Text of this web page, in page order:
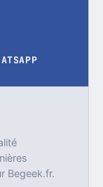
Begeek.fr.